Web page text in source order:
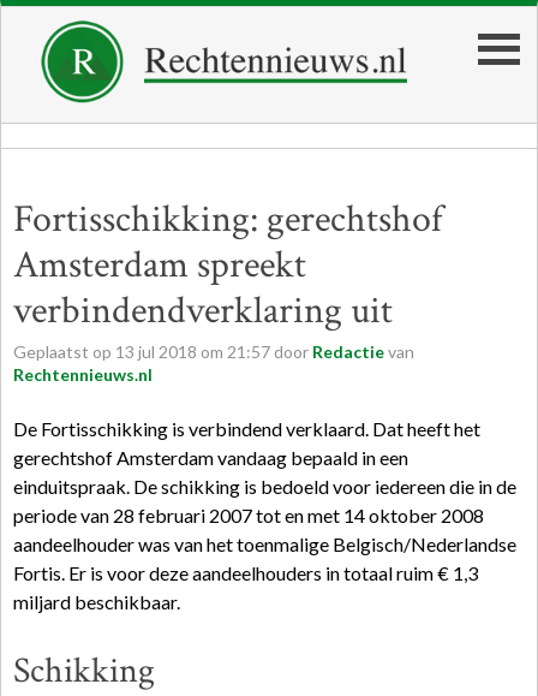
Fortisschikking: gerechtshof
Amsterdam spreekt
verbindendverklaring uit
Geplaatst op 13 jul 2018 om 21:57 door Redactievan
Rechtennieuws.nl
De Fortisschikking is verbindend verklaard. Dat heeft het
gerechtshof Amsterdam vandaag bepaald in een
einduitspraak. De schikking is bedoeld voor iedereen die in de
periode van 28 februari 2007 tot en met 14 oktober 2008
aandeelhouder was van het toenmalige Belgisch/Nederlandse
Fortis. Er is voor deze aandeelhouders in totaal ruim € 1,3
miljard beschikbaar.
Schikking